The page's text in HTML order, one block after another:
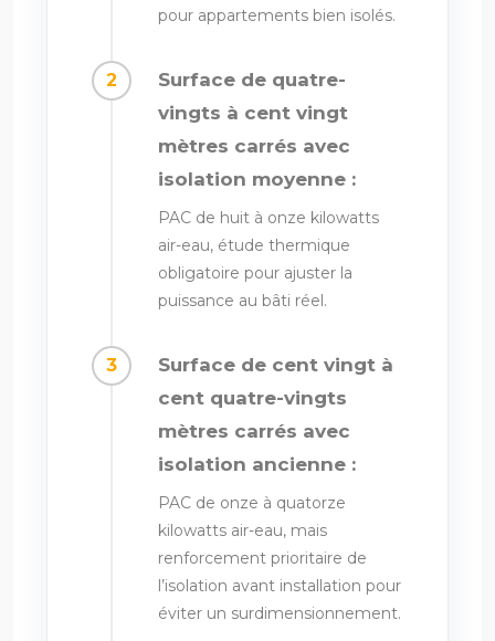
pour appartements bien isolés.
Surface de quatre-
vingts à cent vingt
mètres carrés avec
isolation moyenne :
PAC de huit à onze kilowatts
air-eau, étude thermique
obligatoire pour ajuster la
puissance au bâti réel.
Surface de cent vingt à
cent quatre-vingts
mètres carrés avec
isolation ancienne :
PAC de onze à quatorze
kilowatts air-eau, mais
renforcement prioritaire de
l’isolation avant installation pour
éviter un surdimensionnement.